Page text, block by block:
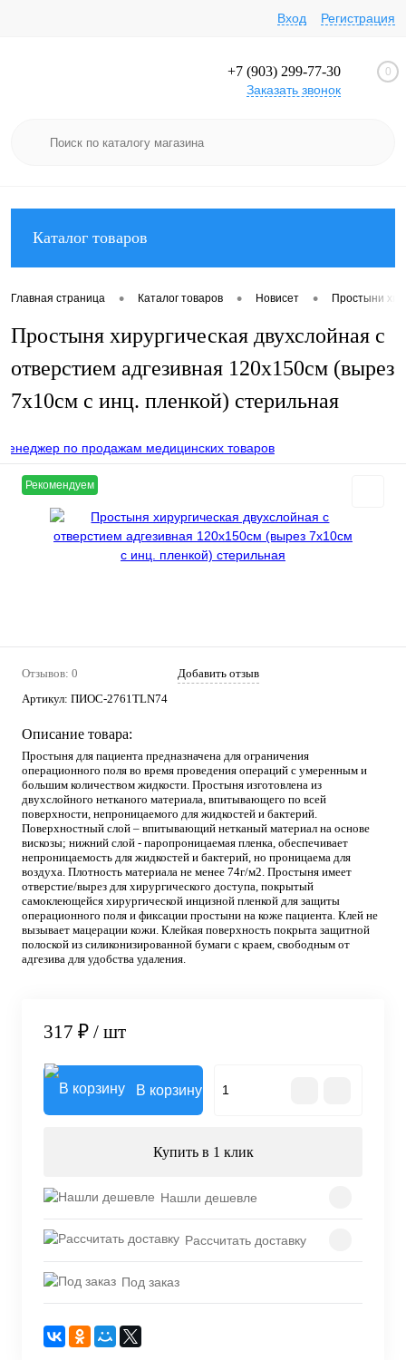
Вход Регистрация
+7 (903) 299-77-30
Заказать звонок
0
Каталог товаров
Главная страница • Каталог товаров • Новисет • Простыни
Простыня хирургическая двухслойная с
отверстием адгезивная 120х150см (вырез
7х10см с инц. пленкой) стерильная
по продажам медицинских товаров
Рекомендуем
Отзывов: 0
Добавить отзыв
Артикул: ПИОС-2761TLN74
Описание товара:
Простыня для пациента предназначена для ограничения
операционного поля во время проведения операций с умеренным и
большим количеством жидкости. Простыня изготовлена из
двухслойного нетканого материала, впитывающего по всей
поверхности, непроницаемого для жидкостей и бактерий.
Поверхностный слой – впитывающий нетканый материал на основе
вискозы; нижний слой - паропроницаемая пленка, обеспечивает
непроницаемость для жидкостей и бактерий, но проницаема для
воздуха. Плотность материала не менее 74г/м2. Простыня имеет
отверстие/вырез для хирургического доступа, покрытый
самоклеющейся хирургической инцизной пленкой для защиты
операционного поля и фиксации простыни на коже пациента. Клей не
вызывает мацерации кожи. Клейкая поверхность покрыта защитной
полоской из силиконизированной бумаги с краем, свободным от
адгезива для удобства удаления.
317 ₽ / шт
В корзину
Купить в 1 клик
Нашли дешевле
Рассчитать доставку
Под заказ